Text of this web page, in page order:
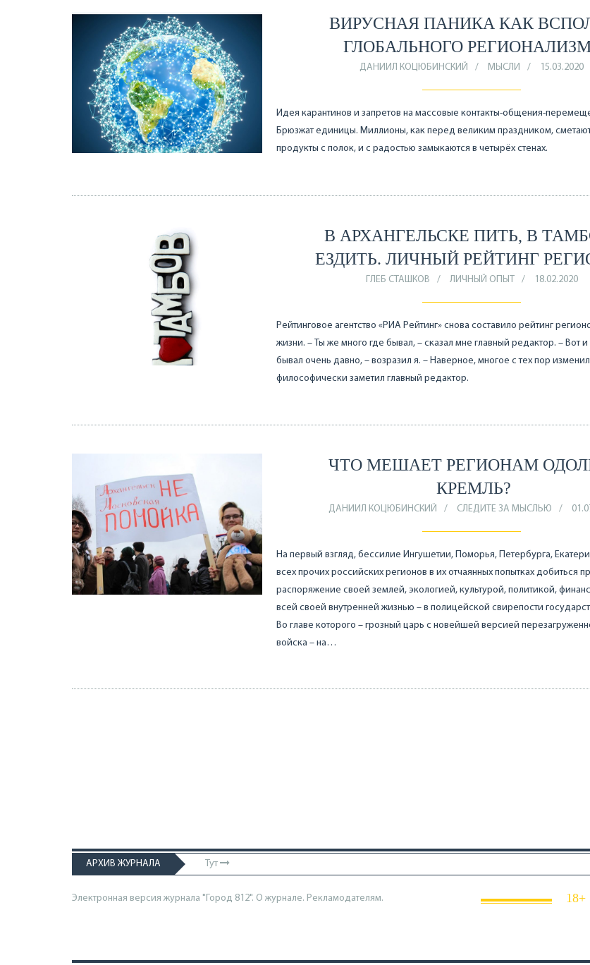
ВИРУСНАЯ ПАНИКА КАК
ГЛОБАЛЬНОГО
ДАНИИЛ КОЦЮБИНСКИЙ МЫСЛИ 15.03.2020
Идея карантинов и запретов на массовые контакты-общения-
Брюзжат единицы. Миллионы, как перед великим праздником,
продукты с полок, и с радостью замыкаются в четырёх стенах.
В АРХАНГЕЛЬСКЕ ПИТЬ, В
ЕЗДИТЬ. ЛИЧНЫЙ РЕЙТИНГ
ГЛЕБ СТАШКОВ ЛИЧНЫЙ ОПЫТ 18.02.2020
Рейтинговое агентство «РИА Рейтинг» снова составило рейтинг
жизни. – Ты же много где бывал, – сказал мне главный редактор. – Вот
бывал очень давно, – возразил я. – Наверное, многое с тех пор
философически заметил главный редактор.
ЧТО МЕШАЕТ РЕГИОНАМ
КРЕМЛЬ?
ДАНИИЛ КОЦЮБИНСКИЙ СЛЕДИТЕ ЗА МЫСЛЬЮ
На первый взгляд, бессилие Ингушетии, Поморья, Петербурга,
всех прочих российских регионов в их отчаянных попытках добиться
распоряжение своей землей, экологией, культурой, политикой,
всей своей внутренней жизнью – в полицейской свирепости
Во главе которого – грозный царь с новейшей версией
войска – на…
АРХИВ ЖУРНАЛА Тут
Электронная версия журнала "Город 812". О журнале. Рекламодателям. 18+